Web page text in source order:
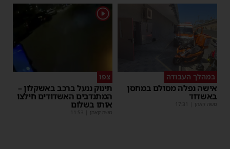
במהלך העבודה
אישה נפלה מסולם במחסן
באשדוד
משה קאהן 17:31
1
צפו
תינוק ננעל ברכב באשקלון –
המתנדבים האשדודים חילצו
אותו בשלום
משה קאהן 11:53